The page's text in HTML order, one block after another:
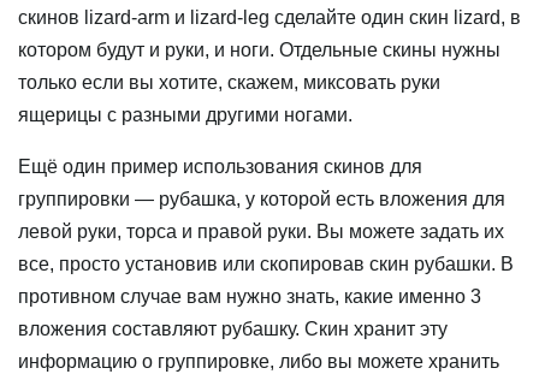
скинов lizard-arm и lizard-leg сделайте один скин lizard, в
котором будут и руки, и ноги. Отдельные скины нужны
только если вы хотите, скажем, миксовать руки
ящерицы с разными другими ногами.
Ещё один пример использования скинов для
группировки — рубашка, у которой есть вложения для
левой руки, торса и правой руки. Вы можете задать их
все, просто установив или скопировав скин рубашки. В
противном случае вам нужно знать, какие именно 3
вложения составляют рубашку. Скин хранит эту
информацию о группировке, либо вы можете хранить